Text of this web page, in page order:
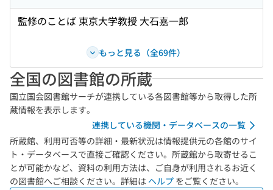
監修のことば 東京大学教授 大石嘉一郎
もっと見る（全69件）
全国の図書館の所蔵
国立国会図書館サーチが連携している各図書館等から取得した所
蔵情報を表示します。
連携している機関・データベースの一覧
所蔵館、利用可否等の詳細・最新状況は情報提供元の各館のサイ
ト・データベースで直接ご確認ください。所蔵館から取寄せるこ
とが可能かなど、資料の利用方法は、ご自身が利用されるお近く
の図書館へご相談ください。詳細は ヘルプ をご覧ください。